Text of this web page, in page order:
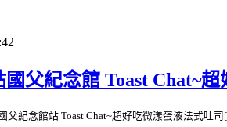
國父紀念館 Toast Chat~